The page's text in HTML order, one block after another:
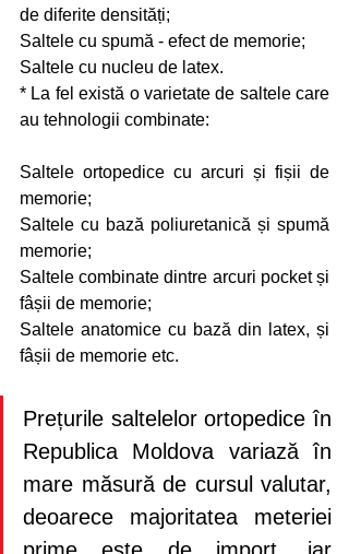
de diferite densități;
Saltele cu spumă - efect de memorie;
Saltele cu nucleu de latex.
* La fel există o varietate de saltele care
au tehnologii combinate:
Saltele ortopedice cu arcuri și fișii de
memorie;
Saltele cu bază poliuretanică și spumă
memorie;
Saltele combinate dintre arcuri pocket și
fâșii de memorie;
Saltele anatomice cu bază din latex, și
fâșii de memorie etc.
Prețurile saltelelor ortopedice în
Republica Moldova variază în
mare măsură de cursul valutar,
deoarece majoritatea meteriei